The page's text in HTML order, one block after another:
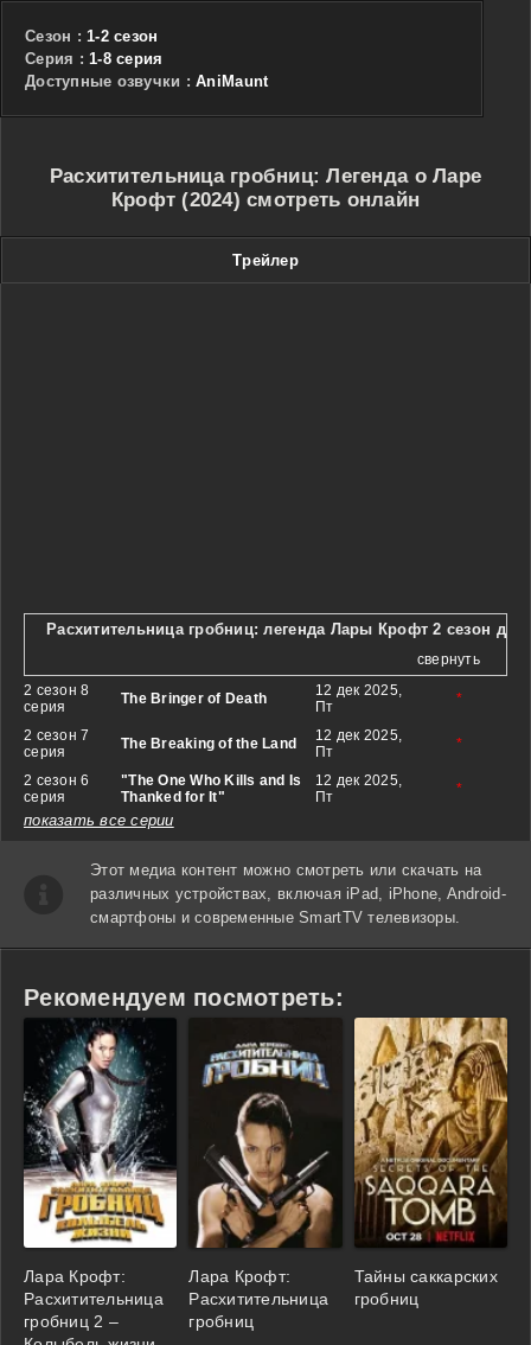
Сезон : 1-2 сезон
Cерия : 1-8 серия
Доступные озвучки : AniMaunt
Расхитительница гробниц: Легенда о Ларе
Крофт (2024) смотреть онлайн
Трейлер
Расхитительница гробниц: легенда Лары Крофт 2 сезон
свернуть
2 сезон 8
серия
The Bringer of Death
12 дек 2025,
Пт
*
2 сезон 7
серия
The Breaking of the Land
12 дек 2025,
Пт
*
2 сезон 6
серия
"The One Who Kills and Is
Thanked for It"
12 дек 2025,
Пт
*
показать все серии
Этот медиа контент можно смотреть или скачать на
различных устройствах, включая iPad, iPhone, Android-
смартфоны и современные SmartTV телевизоры.
Рекомендуем посмотреть:
Лара Крофт:
Расхитительница
гробниц 2 –
Лара Крофт:
Расхитительница
гробниц
Тайны саккарских
гробниц